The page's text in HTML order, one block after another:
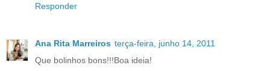
Responder
Ana Rita Marreiros terça-feira, junho 14, 2011
Que bolinhos bons!!!Boa ideia!